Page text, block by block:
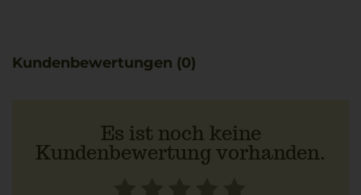
Kundenbewertungen (0)
Es ist noch keine
Kundenbewertung vorhanden.